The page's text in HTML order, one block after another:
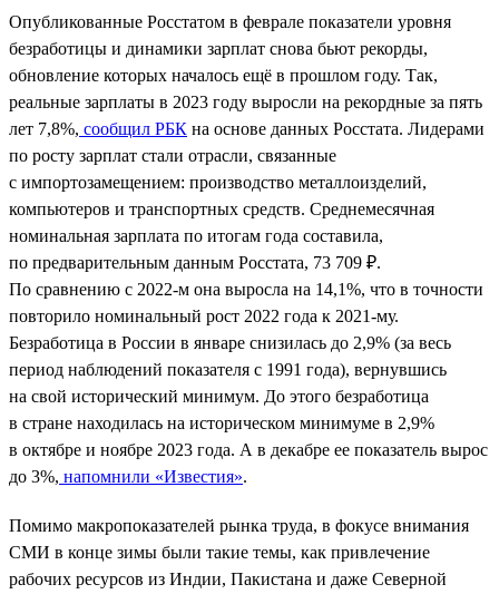
Опубликованные Росстатом в феврале показатели уровня
безработицы и динамики зарплат снова бьют рекорды,
обновление которых началось ещё в прошлом году. Так,
реальные зарплаты в 2023 году выросли на рекордные за пять
лет 7,8%, сообщил РБК на основе данных Росстата. Лидерами
по росту зарплат стали отрасли, связанные
с импортозамещением: производство металлоизделий,
компьютеров и транспортных средств. Среднемесячная
номинальная зарплата по итогам года составила,
по предварительным данным Росстата, 73 709 ₽.
По сравнению с 2022-м она выросла на 14,1%, что в точности
повторило номинальный рост 2022 года к 2021-му.
Безработица в России в январе снизилась до 2,9% (за весь
период наблюдений показателя с 1991 года), вернувшись
на свой исторический минимум. До этого безработица
в стране находилась на историческом минимуме в 2,9%
в октябре и ноябре 2023 года. А в декабре ее показатель вырос
до 3%, напомнили «Известия».
Помимо макропоказателей рынка труда, в фокусе внимания
СМИ в конце зимы были такие темы, как привлечение
рабочих ресурсов из Индии, Пакистана и даже Северной